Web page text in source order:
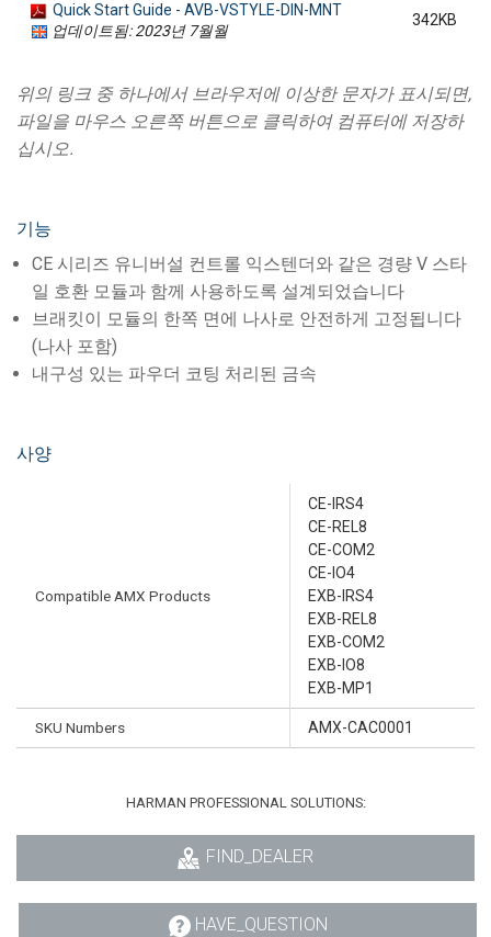
Quick Start Guide - AVB-VSTYLE-DIN-MNT
업데이트됨: 2023년 7월월
342KB
위의 링크 중 하나에서 브라우저에 이상한 문자가 표시되면,
파일을 마우스 오른쪽 버튼으로 클릭하여 컴퓨터에 저장하
십시오.
기능
CE 시리즈 유니버설 컨트롤 익스텐더와 같은 경량 V 스타
일 호환 모듈과 함께 사용하도록 설계되었습니다
브래킷이 모듈의 한쪽 면에 나사로 안전하게 고정됩니다
(나사 포함)
내구성 있는 파우더 코팅 처리된 금속
사양
Compatible AMX Products
CE-IRS4
CE-REL8
CE-COM2
CE-IO4
EXB-IRS4
EXB-REL8
EXB-COM2
EXB-IO8
EXB-MP1
SKU Numbers AMX-CAC0001
HARMAN PROFESSIONAL SOLUTIONS:
FIND_DEALER
HAVE_QUESTION